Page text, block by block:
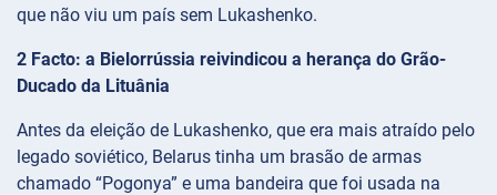
que não viu um país sem Lukashenko.
2 Facto: a Bielorrússia reivindicou a herança do Grão-
Ducado da Lituânia
Antes da eleição de Lukashenko, que era mais atraído pelo
legado soviético, Belarus tinha um brasão de armas
chamado “Pogonya” e uma bandeira que foi usada na